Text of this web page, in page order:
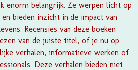
enorm belangrijk. Ze werpen licht op
bieden inzicht in de impact van
Recensies van deze boeken
van de juiste titel, of je nu op
verhalen, informatieve werken of
Deze verhalen bieden niet